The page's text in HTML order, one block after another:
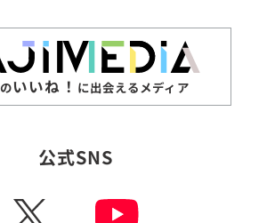
いいね！ に出会えるメディア
公式SNS
X